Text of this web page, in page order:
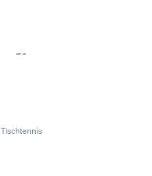
Tischtennis